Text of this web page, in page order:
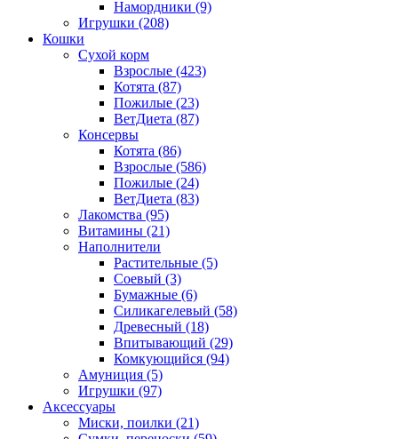
Намордники (9)
Игрушки (208)
Кошки
Сухой корм
Взрослые (423)
Котята (87)
Пожилые (23)
ВетДиета (87)
Консервы
Котята (86)
Взрослые (586)
Пожилые (24)
ВетДиета (83)
Лакомства (95)
Витамины (21)
Наполнители
Растительные (5)
Соевый (3)
Бумажные (6)
Силикагелевый (58)
Древесный (18)
Впитывающий (29)
Комкующийся (94)
Амуниция (5)
Игрушки (97)
Аксессуары
Миски, поилки (21)